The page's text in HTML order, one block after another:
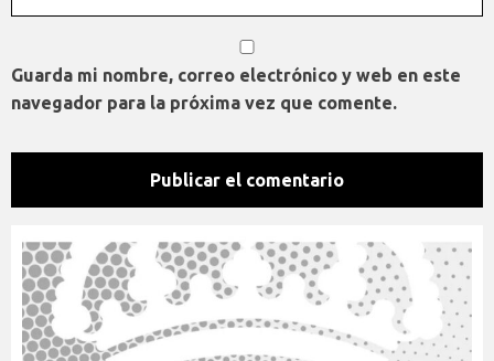
Guarda mi nombre, correo electrónico y web en este
navegador para la próxima vez que comente.